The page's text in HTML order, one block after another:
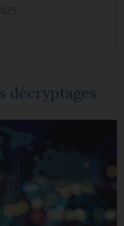
décryptages